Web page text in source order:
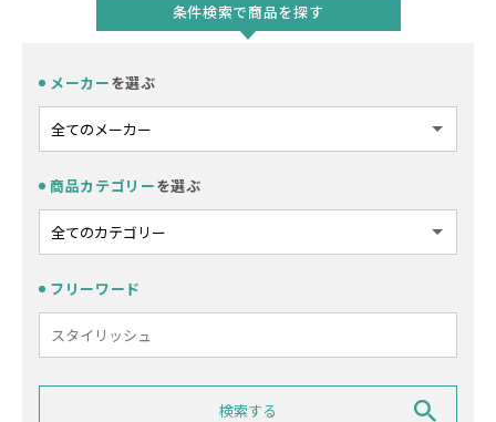
条件検索で商品を探す
メーカーを選ぶ
商品カテゴリーを選ぶ
フリーワード